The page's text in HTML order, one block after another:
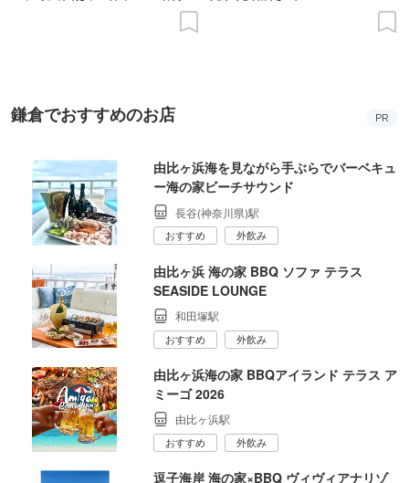
鎌倉でおすすめのお店 PR
由比ヶ浜海を見ながら手ぶらでバーベキュ
ー海の家ビーチサウンド
長谷(神奈川県)駅
おすすめ 外飲み
由比ヶ浜 海の家 BBQ ソファ テラス
SEASIDE LOUNGE
和田塚駅
おすすめ 外飲み
由比ヶ浜海の家 BBQアイランド テラス ア
ミーゴ 2026
由比ヶ浜駅
おすすめ 外飲み
逗子海岸 海の家×BBQ ヴィヴィアナリゾ